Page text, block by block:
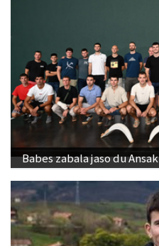
Babes zabala jaso du Ansak